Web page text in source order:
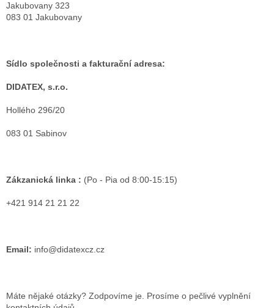
Jakubovany 323
083 01 Jakubovany
Sídlo společnosti a fakturační adresa:
DIDATEX, s.r.o.
Hollého 296/20
083 01 Sabinov
Zákzanická linka : (Po - Pia od 8:00-15:15)
+421 914 21 21 22
Email: info@didatexcz.cz
Máte nějaké otázky? Zodpovíme je. Prosíme o pečlivé vyplnění